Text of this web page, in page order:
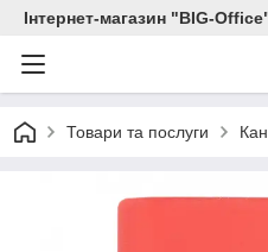
Інтернет-магазин "BIG-
Товари та послуги